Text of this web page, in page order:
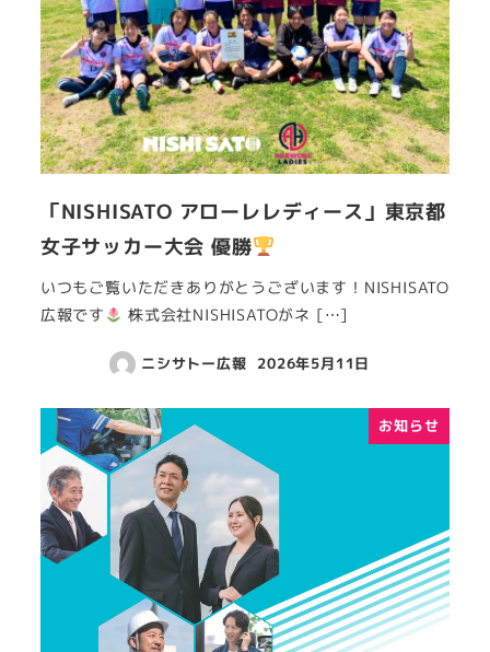
「NISHISATO アローレレディース」東京都
女子サッカー大会 優勝
いつもご覧いただきありがとうございます！NISHISATO
広報です
株式会社NISHISATOがネ […]
ニシサトー広報 2026年5月11日
お知らせ